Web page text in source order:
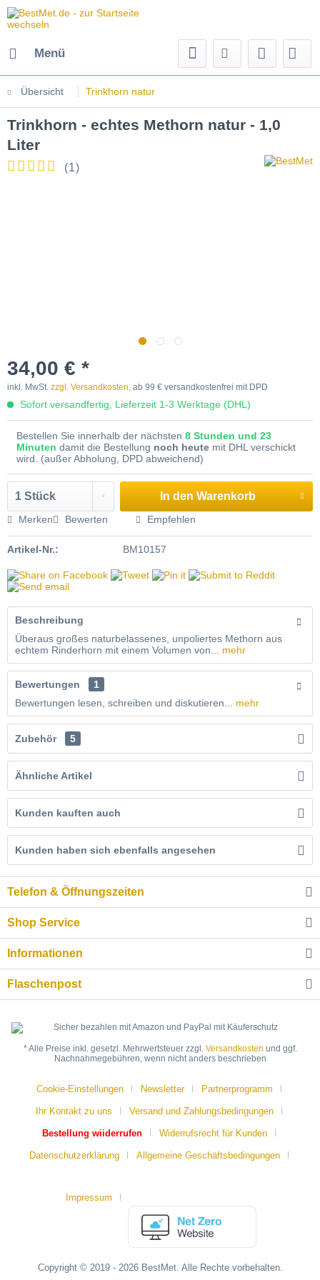
Menü
Übersicht Trinkhorn natur
Trinkhorn - echtes Methorn natur - 1,0
Liter
(1)
34,00 € *
inkl. MwSt. zzgl. Versandkosten, ab 99 € versandkostenfrei mit DPD
Sofort versandfertig, Lieferzeit 1-3 Werktage (DHL)
Bestellen Sie innerhalb der nächsten 8 Stunden und 23
Minuten damit die Bestellung noch heute mit DHL verschickt
wird. (außer Abholung, DPD abweichend)
In den Warenkorb
Merken Bewerten Empfehlen
Artikel-Nr.: BM10157
Beschreibung
Überaus großes naturbelassenes, unpoliertes Methorn aus
echtem Rinderhorn mit einem Volumen von...
mehr
Bewertungen
1
Bewertungen lesen, schreiben und diskutieren...
mehr
Zubehör 5
Ähnliche Artikel
Kunden kauften auch
Kunden haben sich ebenfalls angesehen
Telefon & Öffnungszeiten
Shop Service
Informationen
Flaschenpost
* Alle Preise inkl. gesetzl. Mehrwertsteuer zzgl. Versandkosten und ggf.
Nachnahmegebühren, wenn nicht anders beschrieben
Cookie-Einstellungen Newsletter Partnerprogramm
Ihr Kontakt zu uns Versand und Zahlungsbedingungen
Bestellung wiiderrufen Widerrufsrecht für Kunden
Datenschutzerklärung Allgemeine Geschäftsbedingungen
Impressum
Copyright © 2019 - 2026 BestMet. Alle Rechte vorbehalten.